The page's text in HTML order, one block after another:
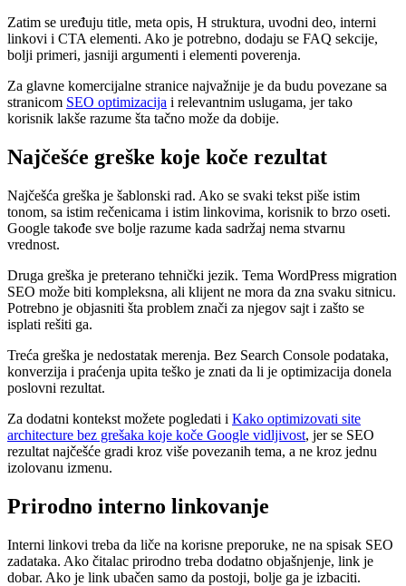
Zatim se uređuju title, meta opis, H struktura, uvodni deo, interni
linkovi i CTA elementi. Ako je potrebno, dodaju se FAQ sekcije,
bolji primeri, jasniji argumenti i elementi poverenja.
Za glavne komercijalne stranice najvažnije je da budu povezane sa
stranicom SEO optimizacija i relevantnim uslugama, jer tako
korisnik lakše razume šta tačno može da dobije.
Najčešće greške koje koče rezultat
Najčešća greška je šablonski rad. Ako se svaki tekst piše istim
tonom, sa istim rečenicama i istim linkovima, korisnik to brzo oseti.
Google takođe sve bolje razume kada sadržaj nema stvarnu
vrednost.
Druga greška je preterano tehnički jezik. Tema WordPress migration
SEO može biti kompleksna, ali klijent ne mora da zna svaku sitnicu.
Potrebno je objasniti šta problem znači za njegov sajt i zašto se
isplati rešiti ga.
Treća greška je nedostatak merenja. Bez Search Console podataka,
konverzija i praćenja upita teško je znati da li je optimizacija donela
poslovni rezultat.
Za dodatni kontekst možete pogledati i Kako optimizovati site
architecture bez grešaka koje koče Google vidljivost, jer se SEO
rezultat najčešće gradi kroz više povezanih tema, a ne kroz jednu
izolovanu izmenu.
Prirodno interno linkovanje
Interni linkovi treba da liče na korisne preporuke, ne na spisak SEO
zadataka. Ako čitalac prirodno treba dodatno objašnjenje, link je
dobar. Ako je link ubačen samo da postoji, bolje ga je izbaciti.